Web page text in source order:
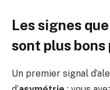
Les signes
sont plus bons
Un premier signal